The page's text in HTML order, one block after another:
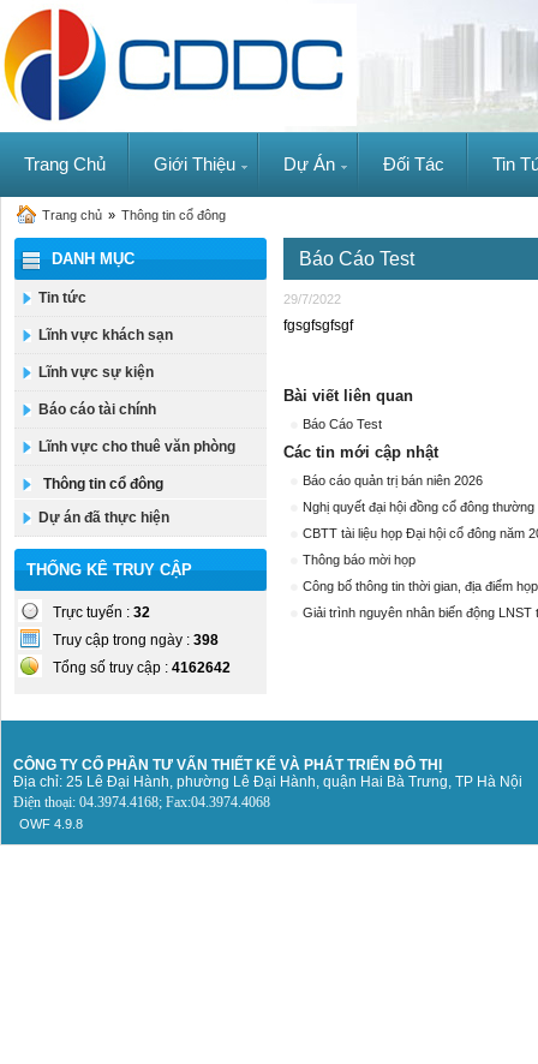
Trang Chủ Giới Thiệu Dự Án Đối Tác Tin
Trang chủ » Thông tin cổ đông
DANH MỤC
Tin tức
Lĩnh vực khách sạn
Lĩnh vực sự kiện
Báo cáo tài chính
Lĩnh vực cho thuê văn phòng
Thông tin cổ đông
Dự án đã thực hiện
THỐNG KÊ TRUY CẬP
Trực tuyến : 32
Truy cập trong ngày : 398
Tổng số truy cập : 4162642
Báo Cáo Test
29/7/2022
fgsgfsgfsgf
Bài viết liên quan
Báo Cáo Test
Các tin mới cập nhật
Báo cáo quản trị bán niên 2026
Nghị quyết đại hội đồng cổ đông thường
CBTT tài liệu họp Đại hội cổ đông năm
Thông báo mời họp
Công bố thông tin thời gian, địa điểm
Giải trình nguyên nhân biến động
CÔNG TY CỔ PHẦN TƯ VẤN THIẾT KẾ VÀ PHÁT TRIỂN ĐÔ THỊ
Địa chỉ: 25 Lê Đại Hành, phường Lê Đại Hành, quận Hai Bà Trưng, TP Hà Nội
Điện thoại: 04.3974.4168; Fax:04.3974.4068
OWF 4.9.8